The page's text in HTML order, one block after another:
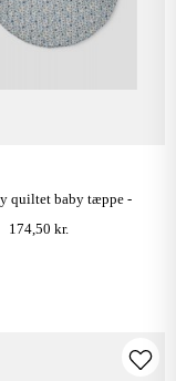
174,50 kr.